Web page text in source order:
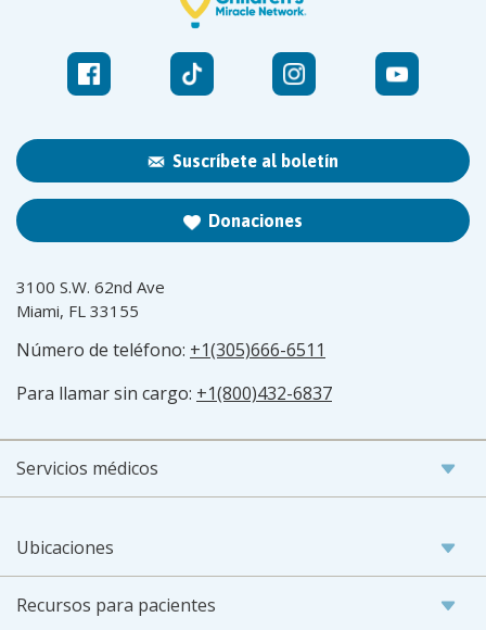
Suscríbete al boletín
Donaciones
3100 S.W. 62nd Ave
Miami, FL 33155
Número de teléfono: +1(305)666-6511
Para llamar sin cargo: +1(800)432-6837
Servicios médicos
Ubicaciones
Recursos para pacientes